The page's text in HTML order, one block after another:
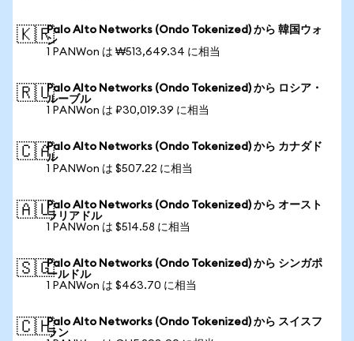
🇰🇷Palo Alto Networks (Ondo Tokenized) から 韓国ウォ
ン
1 PANWon は ₩513,649.34 に相当
🇷🇺Palo Alto Networks (Ondo Tokenized) から ロシア・
ルーブル
1 PANWon は ₽30,019.39 に相当
🇨🇦Palo Alto Networks (Ondo Tokenized) から カナダド
ル
1 PANWon は $507.22 に相当
🇦🇺Palo Alto Networks (Ondo Tokenized) から オースト
ラリアドル
1 PANWon は $514.58 に相当
🇸🇬Palo Alto Networks (Ondo Tokenized) から シンガポ
ールドル
1 PANWon は $463.70 に相当
🇨🇭Palo Alto Networks (Ondo Tokenized) から スイスフ
ラン